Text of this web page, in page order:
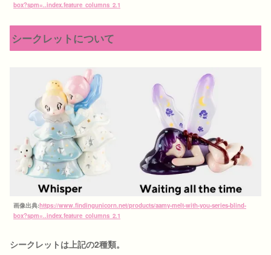
box?spm=..index.feature_columns_2.1
シークレットについて
画像出典:https://www.findingunicorn.net/products/aamy-melt-with-you-series-blind-
box?spm=..index.feature_columns_2.1
シークレットは上記の2種類。